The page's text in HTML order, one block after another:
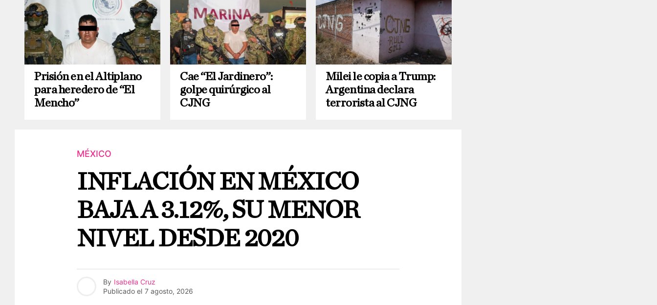
Prisión en el Altiplano
para heredero de “El
Mencho”
Cae “El Jardinero”:
golpe quirúrgico al
CJNG
Milei le copia a Trump:
Argentina declara
terrorista al CJNG
MÉXICO
INFLACIÓN EN MÉXICO
BAJA A 3.12%, SU MENOR
NIVEL DESDE 2020
By Isabella Cruz
Publicado el 7 agosto, 2026